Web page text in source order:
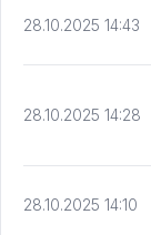
28.10.2025 14:43
28.10.2025 14:28
28.10.2025 14:10